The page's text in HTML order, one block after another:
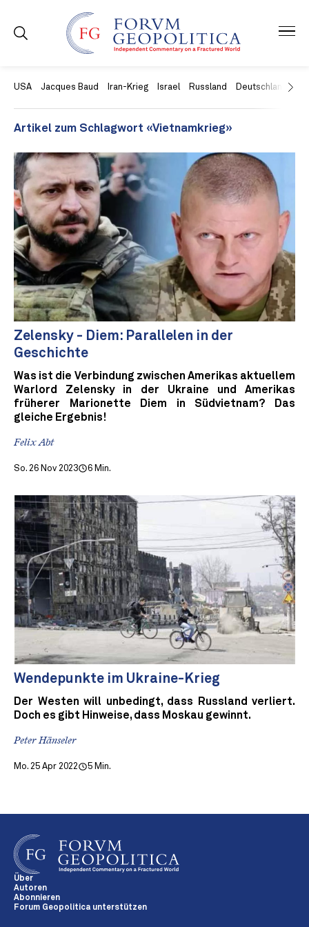
USA Jacques Baud Iran-Krieg Israel Russland Deutschland
Artikel zum Schlagwort «Vietnamkrieg»
Zelensky - Diem: Parallelen in der
Geschichte
Was ist die Verbindung zwischen Amerikas aktuellem
Warlord Zelensky in der Ukraine und Amerikas
früherer Marionette Diem in Südvietnam? Das
gleiche Ergebnis!
Felix Abt
So. 26 Nov 2023 6 Min.
Wendepunkte im Ukraine-Krieg
Der Westen will unbedingt, dass Russland verliert.
Doch es gibt Hinweise, dass Moskau gewinnt.
Peter Hänseler
Mo. 25 Apr 2022 5 Min.
Über
Autoren
Abonnieren
Forum Geopolitica unterstützen